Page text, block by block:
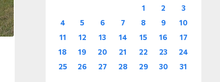
1 2
3
4
5 6 7 8 9
10
11
12 13 14 15 16
17
18
19 20 21 22 23
24
25
26 27 28 29 30 31